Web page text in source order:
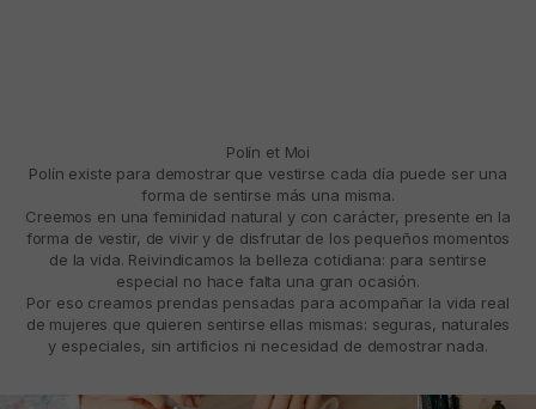
Polín et Moi
Polín existe para demostrar que vestirse cada día puede ser una
forma de sentirse más una misma.
Creemos en una feminidad natural y con carácter, presente en la
forma de vestir, de vivir y de disfrutar de los pequeños momentos
de la vida. Reivindicamos la belleza cotidiana: para sentirse
especial no hace falta una gran ocasión.
Por eso creamos prendas pensadas para acompañar la vida real
de mujeres que quieren sentirse ellas mismas: seguras, naturales
y especiales, sin artificios ni necesidad de demostrar nada.